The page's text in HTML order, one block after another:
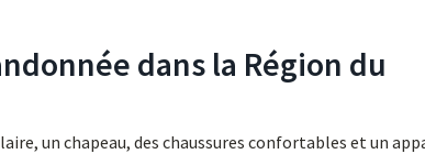
dans la Région du
un chapeau, des chaussures confortables et un